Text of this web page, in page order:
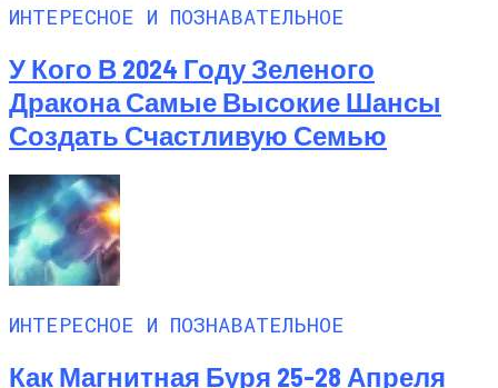
ИНТЕРЕСНОЕ И ПОЗНАВАТЕЛЬНОЕ
У Кого В 2024 Году Зеленого
Дракона Самые Высокие Шансы
Создать Счастливую Семью
ИНТЕРЕСНОЕ И ПОЗНАВАТЕЛЬНОЕ
Как Магнитная Буря 25-28 Апреля